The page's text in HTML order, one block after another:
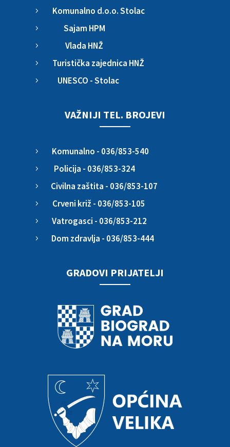
5 Komunalno d.o.o. Stolac
5 Sajam HPM
5 Vlada HNŽ
5 Turistička zajednica HNŽ
5 UNESCO - Stolac
VAŽNIJI TEL. BROJEVI
5 Komunalno - 036/853-540
5 Policija - 036/853-324
5 Civilna zaštita - 036/853-107
5 Crveni križ - 036/853-105
5 Vatrogasci - 036/853-212
5 Dom zdravlja - 036/853-444
GRADOVI PRIJATELJI